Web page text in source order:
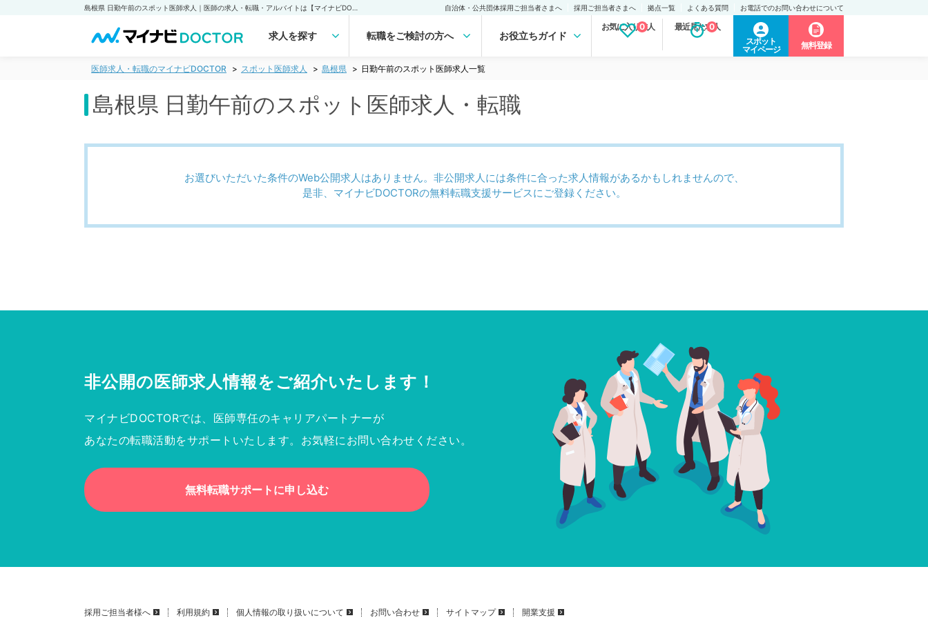
自治体・公共団体採用ご担当者さまへ 採用ご担当者さまへ 拠点一覧 よくある質問 お電話でのお問い合わせについて
求人を探す 転職をご検討の方へ お役立ちガイド
お気に入り求人
0 最近見た求人
0
スポット
マイページ
無料登録
医師求人・転職のマイナビDOCTOR スポット医師求人 島根県 日勤午前のスポット医師求人一覧
島根県 日勤午前のスポット医師求人・転職
お選びいただいた条件のWeb公開求人はありません。非公開求人には条件に合った求人情報があるかもしれませんので、
是非、マイナビDOCTORの無料転職支援サービスにご登録ください。
非公開の医師求人情報をご紹介いたします！
マイナビDOCTORでは、医師専任のキャリアパートナーが
あなたの転職活動をサポートいたします。お気軽にお問い合わせください。
無料転職サポートに申し込む
採用ご担当者様へ 利用規約 個人情報の取り扱いについて お問い合わせ サイトマップ 開業支援